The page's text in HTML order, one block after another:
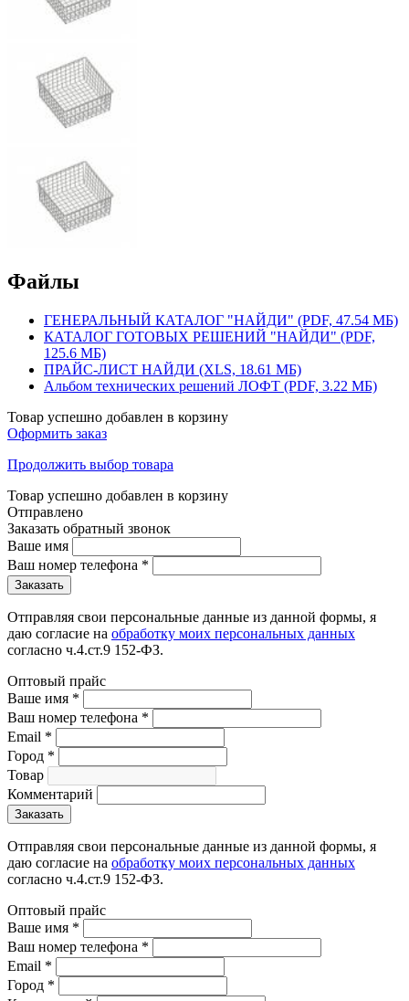
Файлы
ГЕНЕРАЛЬНЫЙ КАТАЛОГ "НАЙДИ" (PDF, 47.54 МБ)
КАТАЛОГ ГОТОВЫХ РЕШЕНИЙ "НАЙДИ" (PDF,
125.6 МБ)
ПРАЙС-ЛИСТ НАЙДИ (XLS, 18.61 МБ)
Альбом технических решений ЛОФТ (PDF, 3.22 МБ)
Товар успешно добавлен в корзину
Оформить заказ
Продолжить выбор товара
Товар успешно добавлен в корзину
Отправлено
Заказать обратный звонок
Ваше имя
Ваш номер телефона *
Отправляя свои персональные данные из данной формы, я
даю согласие на обработку моих персональных данных
согласно ч.4.ст.9 152-ФЗ.
Оптовый прайс
Ваше имя *
Ваш номер телефона *
Email *
Город *
Товар
Комментарий
Отправляя свои персональные данные из данной формы, я
даю согласие на обработку моих персональных данных
согласно ч.4.ст.9 152-ФЗ.
Оптовый прайс
Ваше имя *
Ваш номер телефона *
Email *
Город *